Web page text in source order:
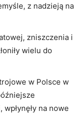
z nadzieją na
zniszczenia i
wielu do
w Polsce w
na nowe